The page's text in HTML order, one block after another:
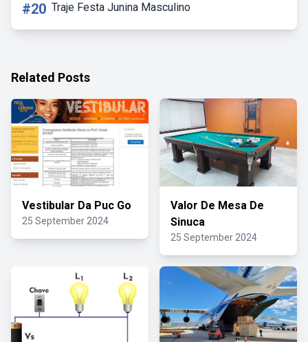
#20 Traje Festa Junina Masculino
Related Posts
Vestibular Da Puc Go
25 September 2024
Valor De Mesa De
Sinuca
25 September 2024